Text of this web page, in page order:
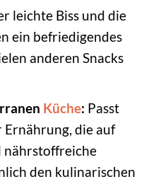
leichte Biss und die
ein befriedigendes
anderen Snacks
Küche: Passt
die auf
nährstoffreiche
den kulinarischen